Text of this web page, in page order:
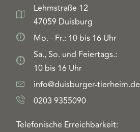
Lehmstraße 12
47059 Duisburg
Mo. - Fr.: 10 bis 16 Uhr
Sa., So. und Feiertags.:
10 bis 16 Uhr
info@duisburger-tierheim.de
0203 9355090
Telefonische Erreichbarkeit: